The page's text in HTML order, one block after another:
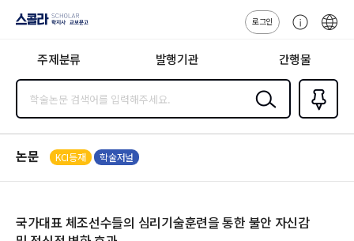
지사·교보문고
로그인
센
주제분류 발행기관 간행물
검색
즐겨찾
기0
논문 KCI등재 학술저널
국가대표 체조선수들의 심리기술훈련을 통한 불안 자신감